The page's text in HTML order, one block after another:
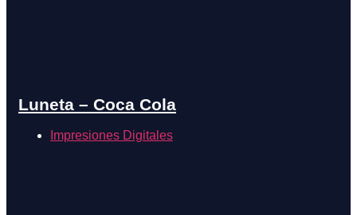
Luneta – Coca Cola
Impresiones Digitales